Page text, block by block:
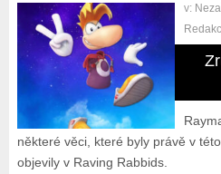
v:
některé věci, které byly právě v
objevily v Raving Rabbids.